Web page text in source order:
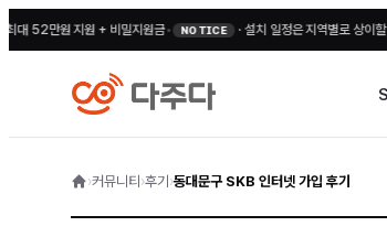
만원 지원 + 비밀지원금• NOTICE ·설치 일정은 지역별로 상이할 수 있
›커뮤니티 ›후기 ›동대문구 SKB 인터넷 가입 후기